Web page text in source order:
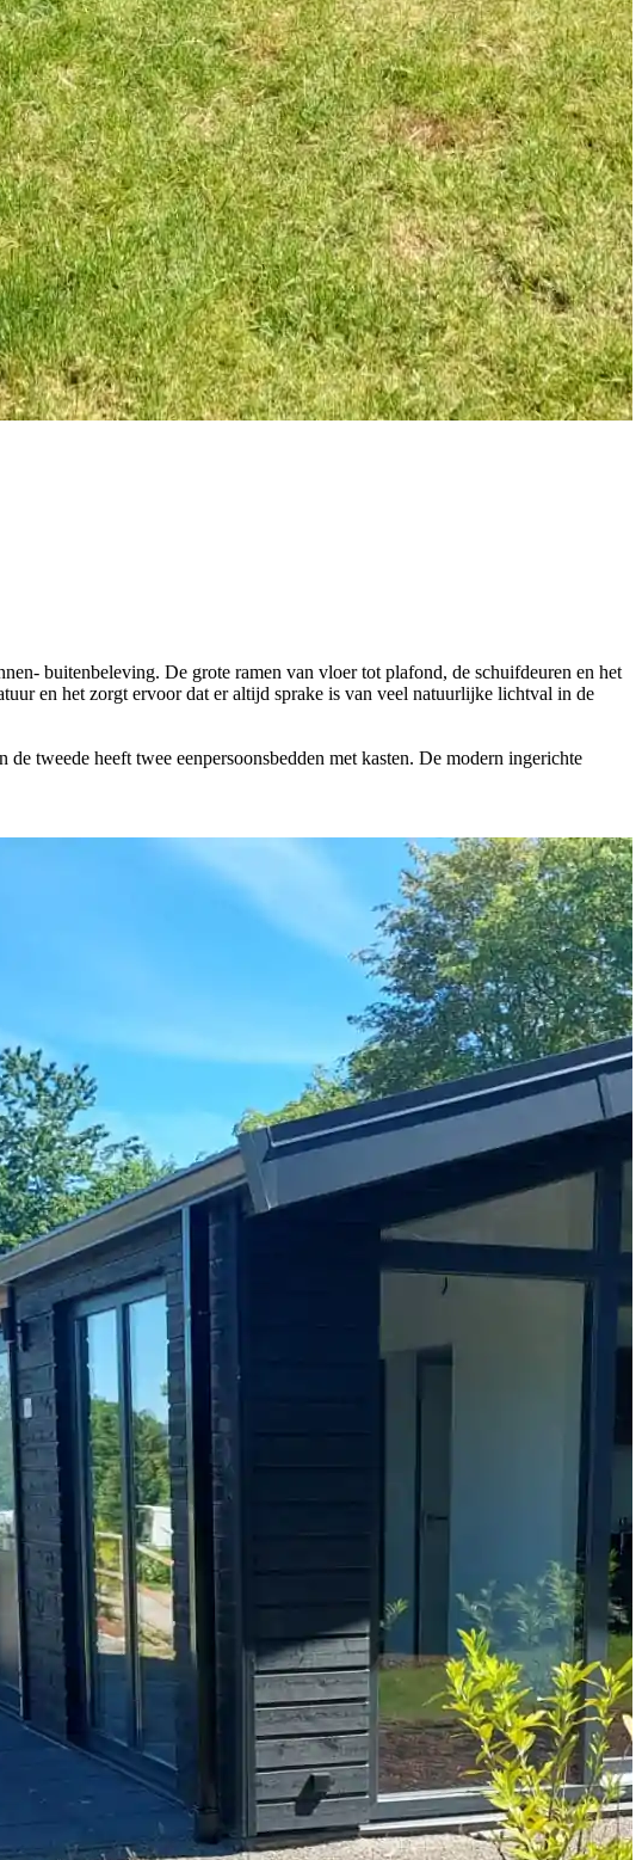
buitenbeleving. De grote ramen van vloer tot plafond, de schuifdeuren en het
en het zorgt ervoor dat er altijd sprake is van veel natuurlijke lichtval in de
tweede heeft twee eenpersoonsbedden met kasten. De modern ingerichte